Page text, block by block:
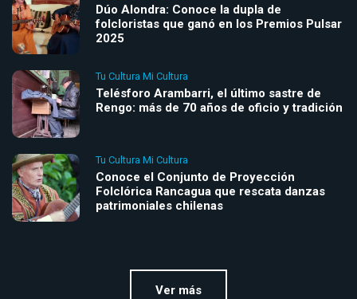
Dúo Alondra: Conoce la dupla de
folcloristas que ganó en los Premios Pulsar
2025
Tu Cultura Mi Cultura
Telésforo Arambarri, el último sastre de
Rengo: más de 70 años de oficio y tradición
Tu Cultura Mi Cultura
Conoce el Conjunto de Proyección
Folclórica Rancagua que rescata danzas
patrimoniales chilenas
Ver más